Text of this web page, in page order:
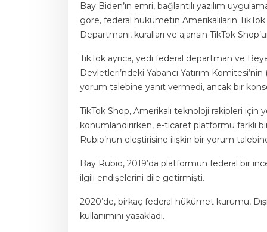
Bay Biden’ın emri, bağlantılı yazılım
göre, federal hükümetin Amerikalıların
Departmanı, kuralları ve ajansın TikTok
TikTok ayrıca, yedi federal departman ve
Devletleri’ndeki Yabancı Yatırım
yorum talebine yanıt vermedi, ancak bir
TikTok Shop, Amerikalı teknoloji rakipleri için
konumlandırırken, e-ticaret platformu farklı
Rubio’nun eleştirisine ilişkin bir yorum
Bay Rubio, 2019’da platformun federal bir
ilgili endişelerini dile getirmişti.
2020’de, birkaç federal hükümet kurumu,
kullanımını yasakladı.